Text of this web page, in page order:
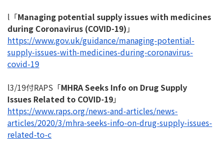
l「Managing potential supply issues with medicines
during Coronavirus (COVID-19) 」
https://www.gov.uk/guidance/managing-potential-
supply-issues-with-medicines-during-coronavirus-
covid-19
l3/19付RAPS「MHRA Seeks Info on Drug Supply
Issues Related to COVID-19」
https://www.raps.org/news-and-articles/news-
articles/2020/3/mhra-seeks-info-on-drug-supply-issues-
related-to-c